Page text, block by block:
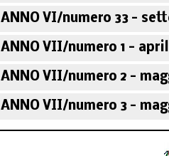
ANNO VI/numero 33 -
ANNO VII/numero 1 -
ANNO VII/numero 2 -
ANNO VII/numero 3 -